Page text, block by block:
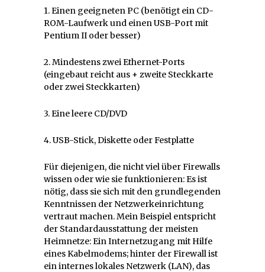
1. Einen geeigneten PC (benötigt ein CD-
ROM-Laufwerk und einen USB-Port mit
Pentium II oder besser)
2. Mindestens zwei Ethernet-Ports
(eingebaut reicht aus + zweite Steckkarte
oder zwei Steckkarten)
3. Eine leere CD/DVD
4. USB-Stick, Diskette oder Festplatte
Für diejenigen, die nicht viel über Firewalls
wissen oder wie sie funktionieren: Es ist
nötig, dass sie sich mit den grundlegenden
Kenntnissen der Netzwerkeinrichtung
vertraut machen. Mein Beispiel entspricht
der Standardausstattung der meisten
Heimnetze: Ein Internetzugang mit Hilfe
eines Kabelmodems; hinter der Firewall ist
ein internes lokales Netzwerk (LAN), das